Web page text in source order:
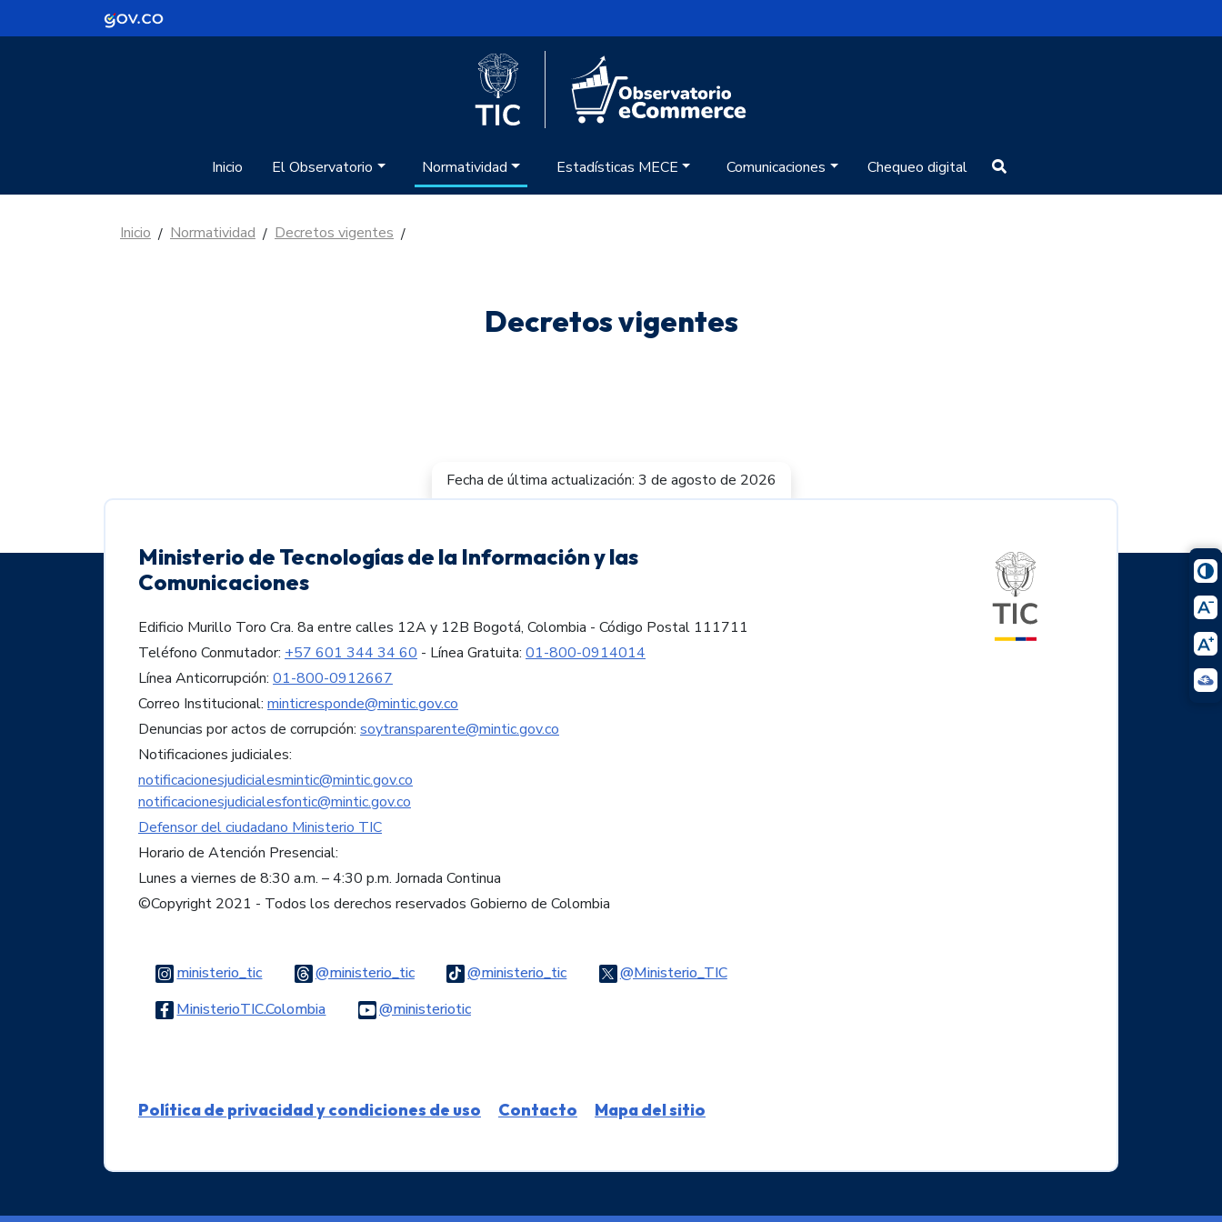
Logo Gobierno de Colombia
Logo del Ministerio TIC
Inicio El Observatorio Normatividad Estadísticas MECE Comunicaciones Chequeo digital
Inicio / Normatividad / Decretos vigentes /
Decretos vigentes
Fecha de última actualización: 3 de agosto de 2026
Ministerio de Tecnologías de la Información y las
Comunicaciones
Edificio Murillo Toro Cra. 8a entre calles 12A y 12B Bogotá, Colombia - Código Postal 111711
Teléfono Conmutador: +57 601 344 34 60 - Línea Gratuita: 01-800-0914014
Línea Anticorrupción: 01-800-0912667
Correo Institucional: minticresponde@mintic.gov.co
Denuncias por actos de corrupción: soytransparente@mintic.gov.co
Notificaciones judiciales:
notificacionesjudicialesmintic@mintic.gov.co
notificacionesjudicialesfontic@mintic.gov.co
Defensor del ciudadano Ministerio TIC
Horario de Atención Presencial:
Lunes a viernes de 8:30 a.m. – 4:30 p.m. Jornada Continua
©Copyright 2021 - Todos los derechos reservados Gobierno de Colombia
ministerio_ticLogo Instagram@ministerio_ticLogo Threads@ministerio_ticLogo Tiktok@Ministerio_TICLogo Twitter
MinisterioTIC.ColombiaLogo Facebook@ministerioticLogo Youtube
Política de privacidad y condiciones de uso Contacto Mapa del sitio